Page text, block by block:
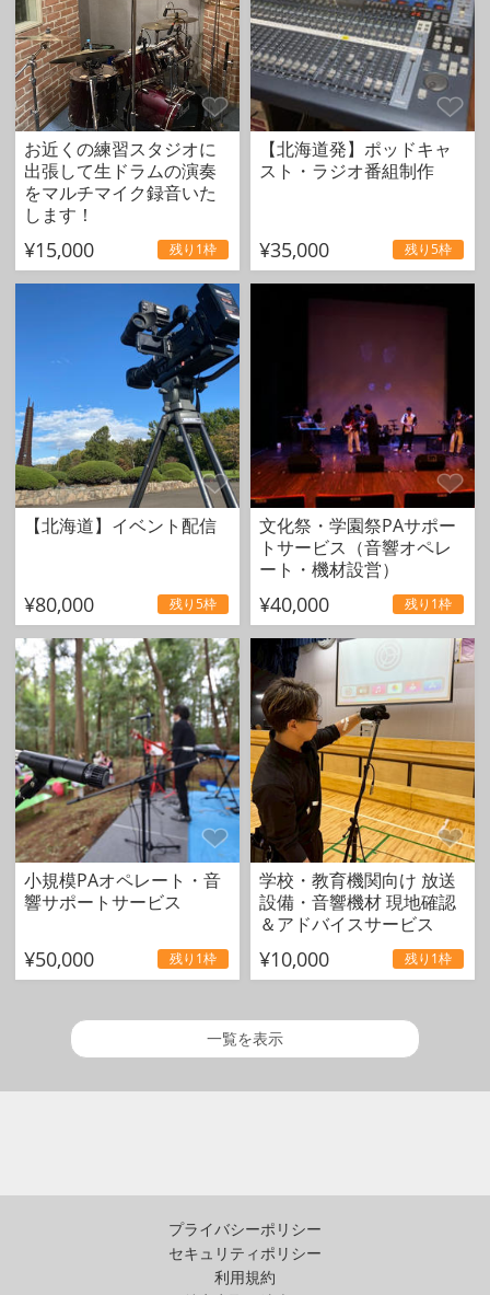
お近くの練習スタジオに
出張して生ドラムの演奏
をマルチマイク録音いた
します！
¥15,000 残り1枠
【北海道発】ポッドキャ
スト・ラジオ番組制作
¥35,000 残り5枠
【北海道】イベント配信
¥80,000 残り5枠
文化祭・学園祭PAサポー
トサービス（音響オペレ
ート・機材設営）
¥40,000 残り1枠
小規模PAオペレート・音
響サポートサービス
¥50,000 残り1枠
学校・教育機関向け 放送
設備・音響機材 現地確認
＆アドバイスサービス
¥10,000 残り1枠
一覧を表示
プライバシーポリシー
セキュリティポリシー
利用規約